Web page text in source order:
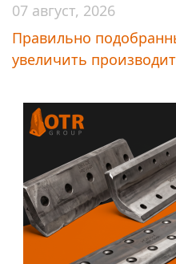
07 август, 2026
Правильно
увеличить